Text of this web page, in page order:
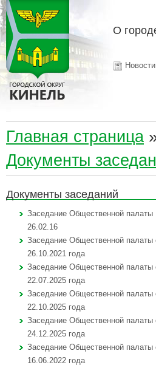
О
Новости
Главная страница
Документы
Документы заседаний
Заседание Общественной палаты
26.02.16
Заседание Общественной палаты
26.10.2021 года
Заседание Общественной палаты
22.07.2025 года
Заседание Общественной палаты
22.10.2025 года
Заседание Общественной палаты
24.12.2025 года
Заседание Общественной палаты
16.06.2022 года